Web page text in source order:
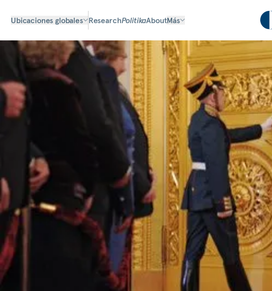
Ubicaciones globales ResearchPolitikaAboutMás